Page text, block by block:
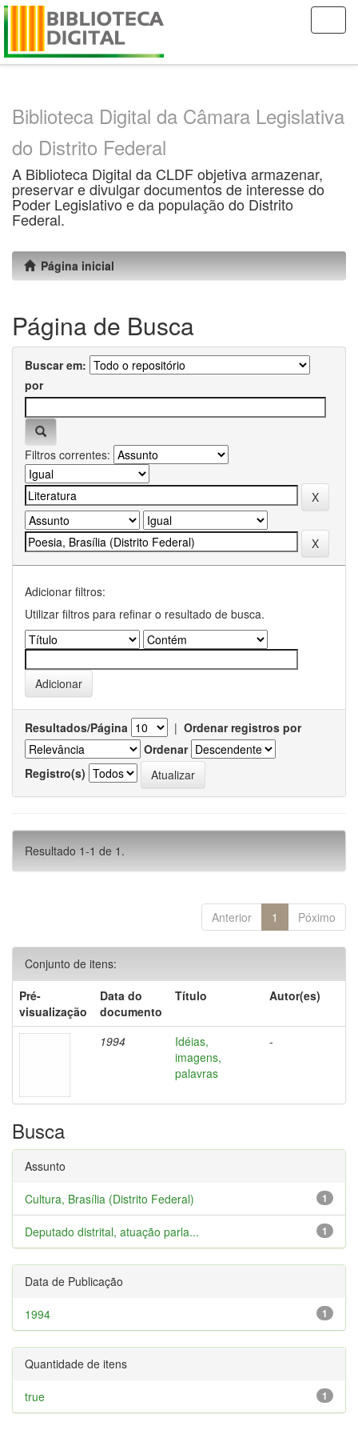
Skip
Biblioteca Digital da Câmara Legislativa
do Distrito Federal
A Biblioteca Digital da CLDF objetiva armazenar,
preservar e divulgar documentos de interesse do
Poder Legislativo e da população do Distrito
Federal.
Página inicial
Página de Busca
Buscar em:
por
Filtros correntes:
Adicionar filtros:
Utilizar filtros para refinar o resultado de busca.
Resultados/Página | Ordenar registros por
Ordenar
Registro(s)
Resultado 1-1 de 1.
Anterior 1 Póximo
Conjunto de itens:
Pré-
visualização
Data do
documento
Título Autor(es)
1994
Idéias,
imagens,
palavras
-
Busca
Assunto
1
Cultura, Brasília (Distrito Federal)
1
Deputado distrital, atuação parla...
Data de Publicação
1
1994
Quantidade de itens
1
true